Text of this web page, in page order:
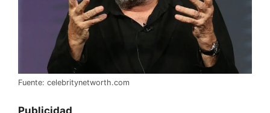
Fuente: celebritynetworth.com